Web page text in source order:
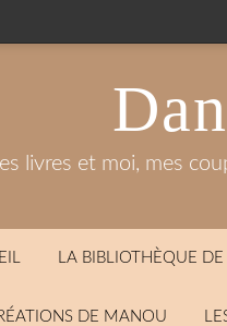
livres et moi, mes
LA BIBLIOTHÈQUE
DE MANOU